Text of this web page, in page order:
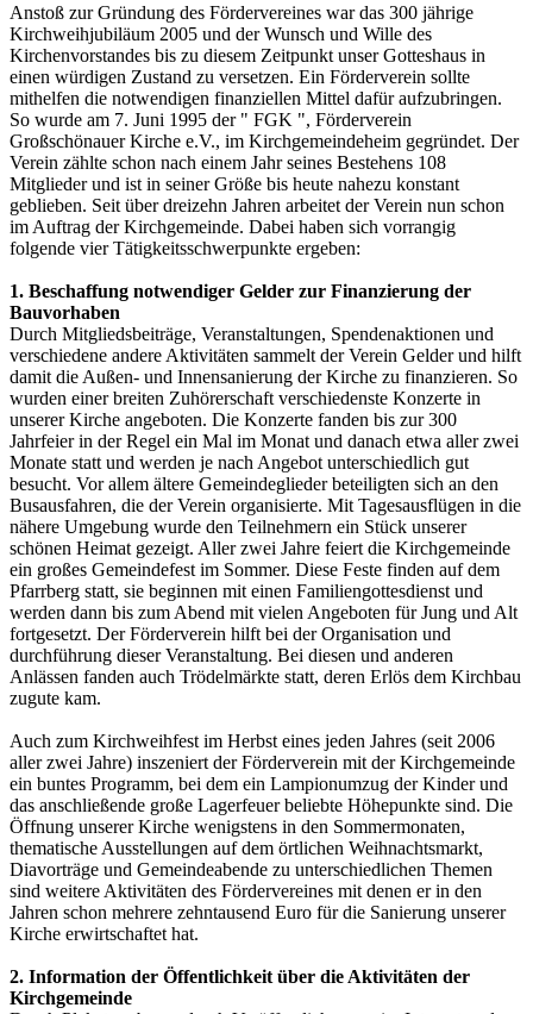
Anstoß zur Gründung des Fördervereines war das 300 jährige
Kirchweihjubiläum 2005 und der Wunsch und Wille des
Kirchenvorstandes bis zu diesem Zeitpunkt unser Gotteshaus in
einen würdigen Zustand zu versetzen. Ein Förderverein sollte
mithelfen die notwendigen finanziellen Mittel dafür aufzubringen.
So wurde am 7. Juni 1995 der " FGK ", Förderverein
Großschönauer Kirche e.V., im Kirchgemeindeheim gegründet. Der
Verein zählte schon nach einem Jahr seines Bestehens 108
Mitglieder und ist in seiner Größe bis heute nahezu konstant
geblieben. Seit über dreizehn Jahren arbeitet der Verein nun schon
im Auftrag der Kirchgemeinde. Dabei haben sich vorrangig
folgende vier Tätigkeitsschwerpunkte ergeben:
1. Beschaffung notwendiger Gelder zur Finanzierung der
Bauvorhaben
Durch Mitgliedsbeiträge, Veranstaltungen, Spendenaktionen und
verschiedene andere Aktivitäten sammelt der Verein Gelder und hilft
damit die Außen- und Innensanierung der Kirche zu finanzieren. So
wurden einer breiten Zuhörerschaft verschiedenste Konzerte in
unserer Kirche angeboten. Die Konzerte fanden bis zur 300
Jahrfeier in der Regel ein Mal im Monat und danach etwa aller zwei
Monate statt und werden je nach Angebot unterschiedlich gut
besucht. Vor allem ältere Gemeindeglieder beteiligten sich an den
Busausfahren, die der Verein organisierte. Mit Tagesausflügen in die
nähere Umgebung wurde den Teilnehmern ein Stück unserer
schönen Heimat gezeigt. Aller zwei Jahre feiert die Kirchgemeinde
ein großes Gemeindefest im Sommer. Diese Feste finden auf dem
Pfarrberg statt, sie beginnen mit einen Familiengottesdienst und
werden dann bis zum Abend mit vielen Angeboten für Jung und Alt
fortgesetzt. Der Förderverein hilft bei der Organisation und
durchführung dieser Veranstaltung. Bei diesen und anderen
Anlässen fanden auch Trödelmärkte statt, deren Erlös dem Kirchbau
zugute kam.
Auch zum Kirchweihfest im Herbst eines jeden Jahres (seit 2006
aller zwei Jahre) inszeniert der Förderverein mit der Kirchgemeinde
ein buntes Programm, bei dem ein Lampionumzug der Kinder und
das anschließende große Lagerfeuer beliebte Höhepunkte sind. Die
Öffnung unserer Kirche wenigstens in den Sommermonaten,
thematische Ausstellungen auf dem örtlichen Weihnachtsmarkt,
Diavorträge und Gemeindeabende zu unterschiedlichen Themen
sind weitere Aktivitäten des Fördervereines mit denen er in den
Jahren schon mehrere zehntausend Euro für die Sanierung unserer
Kirche erwirtschaftet hat.
2. Information der Öffentlichkeit über die Aktivitäten der
Kirchgemeinde